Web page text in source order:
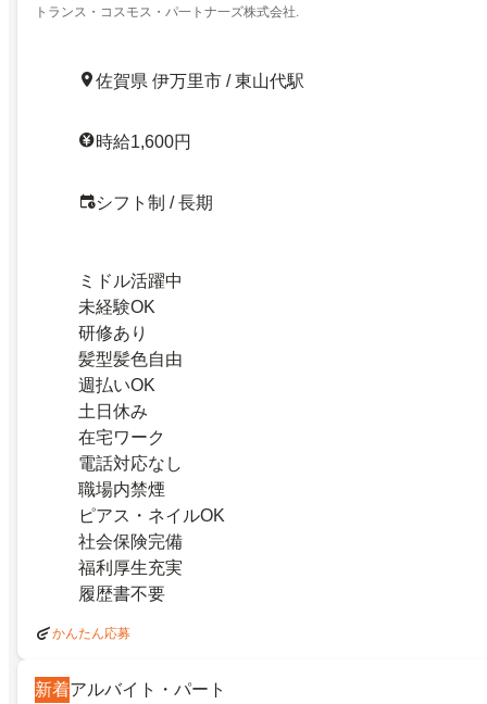
トランス・コスモス・パ一トナ一ズ株式会社.
佐賀県 伊万里市 / 東山代駅
時給1,600円
シフト制 / 長期
ミドル活躍中
未経験OK
研修あり
髪型髪色自由
週払いOK
土日休み
在宅ワーク
電話対応なし
職場内禁煙
ピアス・ネイルOK
社会保険完備
福利厚生充実
履歴書不要
かんたん応募
新着アルバイト・パート